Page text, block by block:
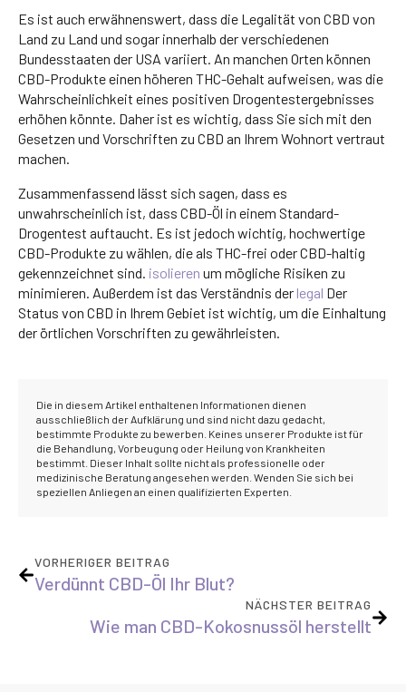
Es ist auch erwähnenswert, dass die Legalität von CBD von
Land zu Land und sogar innerhalb der verschiedenen
Bundesstaaten der USA variiert. An manchen Orten können
CBD-Produkte einen höheren THC-Gehalt aufweisen, was die
Wahrscheinlichkeit eines positiven Drogentestergebnisses
erhöhen könnte. Daher ist es wichtig, dass Sie sich mit den
Gesetzen und Vorschriften zu CBD an Ihrem Wohnort vertraut
machen.
Zusammenfassend lässt sich sagen, dass es
unwahrscheinlich ist, dass CBD-Öl in einem Standard-
Drogentest auftaucht. Es ist jedoch wichtig, hochwertige
CBD-Produkte zu wählen, die als THC-frei oder CBD-haltig
gekennzeichnet sind. isolieren um mögliche Risiken zu
minimieren. Außerdem ist das Verständnis der legal Der
Status von CBD in Ihrem Gebiet ist wichtig, um die Einhaltung
der örtlichen Vorschriften zu gewährleisten.
Die in diesem Artikel enthaltenen Informationen dienen
ausschließlich der Aufklärung und sind nicht dazu gedacht,
bestimmte Produkte zu bewerben. Keines unserer Produkte ist für
die Behandlung, Vorbeugung oder Heilung von Krankheiten
bestimmt. Dieser Inhalt sollte nicht als professionelle oder
medizinische Beratung angesehen werden. Wenden Sie sich bei
speziellen Anliegen an einen qualifizierten Experten.
VORHERIGER BEITRAG
Verdünnt CBD-Öl Ihr Blut?
NÄCHSTER BEITRAG
Wie man CBD-Kokosnussöl herstellt